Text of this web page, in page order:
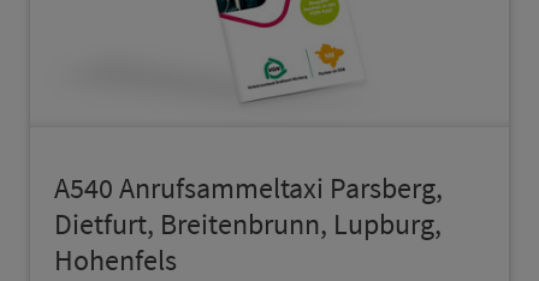
A540 An­ruf­sam­mel­taxi Parsberg,
Dietfurt, Breitenbrunn, Lupburg,
Hohenfels